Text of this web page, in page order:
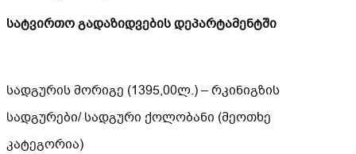
სატვირთო გადაზიდვების დეპარტამენტში
სადგურის მორიგე (1395,00ლ.) – რკინიგზის
სადგურები/ სადგური ქოლობანი (მეოთხე
კატეგორია)